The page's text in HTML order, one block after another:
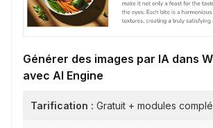
Générer des images par IA dans
avec AI Engine
Tarification : Gratuit + modules